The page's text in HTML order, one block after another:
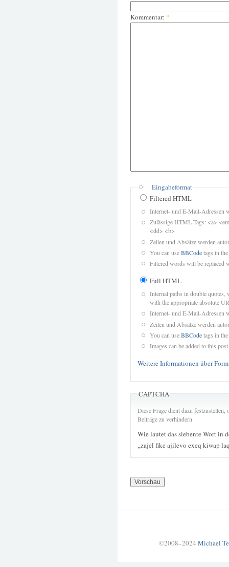
Kommentar: *
Eingabeformat
Filtered HTML
Internet- und E-Mail-Adressen
Zulässige HTML-Tags: <a>
<dd> <b>
Zeilen und Absätze werden
You can useBBCodetags in
Filtered words will be replaced
Full HTML
Internal paths in double quotes,
with the appropriate absolute
Internet- und E-Mail-Adressen
Zeilen und Absätze werden
You can useBBCodetags in
Images can be added to this post.
Weitere Informationen über
CAPTCHA
Diese Frage dient dazu
Beiträge zu verhindern.
Wie lautet das siebente Wort in
„zajel fike ajilevo exeq kiwap
©2008–2024 Michael